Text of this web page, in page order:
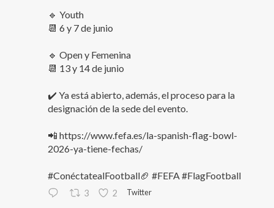
🔹 Youth
📆 6 y 7 de junio
🔹 Open y Femenina
📆 13 y 14 de junio
✔️ Ya está abierto, además, el proceso para la
designación de la sede del evento.
📲 https://www.fefa.es/la-spanish-flag-bowl-
2026-ya-tiene-fechas/
#ConéctatealFootball🏈 #FEFA #FlagFootball
3 2 Twitter